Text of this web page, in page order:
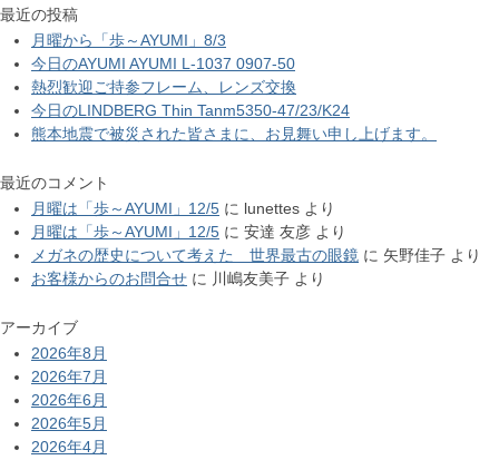
最近の投稿
月曜から「歩～AYUMI」8/3
今日のAYUMI AYUMI L-1037 0907-50
熱烈歓迎ご持参フレーム、レンズ交換
今日のLINDBERG Thin Tanm5350-47/23/K24
熊本地震で被災された皆さまに、お見舞い申し上げます。
最近のコメント
月曜は「歩～AYUMI」12/5 に lunettes より
月曜は「歩～AYUMI」12/5 に 安達 友彦 より
メガネの歴史について考えた 世界最古の眼鏡 に 矢野佳子 より
お客様からのお問合せ に 川嶋友美子 より
アーカイブ
2026年8月
2026年7月
2026年6月
2026年5月
2026年4月